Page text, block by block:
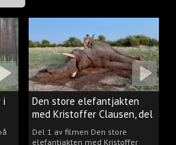
i
Den store elefantjakten
med Kristoffer Clausen, del
1.
Del 1 av filmen Den store
elefantjakten med Kristoffer